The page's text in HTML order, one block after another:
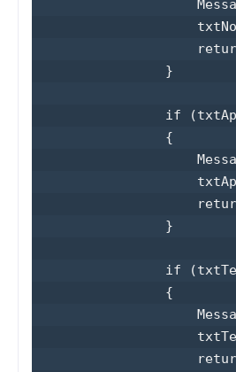
                }
if
                {
                }
if
                {